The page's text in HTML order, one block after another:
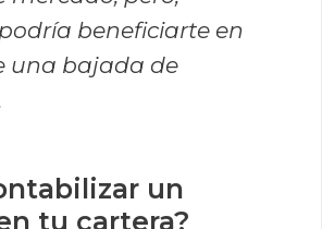
beneficiarte en
una bajada de
un
tu cartera?